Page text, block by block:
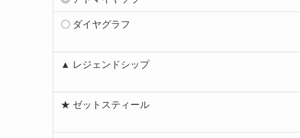
〇 ダイヤグラフ
▲ レジェンドシップ
★ ゼットスティール